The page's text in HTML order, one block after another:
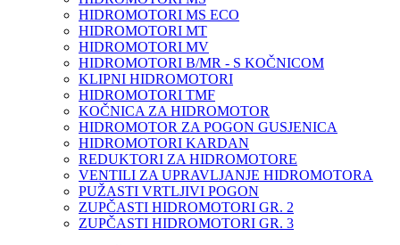
HIDROMOTORI MS ECO
HIDROMOTORI MT
HIDROMOTORI MV
HIDROMOTORI B/MR - S KOČNICOM
KLIPNI HIDROMOTORI
HIDROMOTORI TMF
KOČNICA ZA HIDROMOTOR
HIDROMOTOR ZA POGON GUSJENICA
HIDROMOTORI KARDAN
REDUKTORI ZA HIDROMOTORE
VENTILI ZA UPRAVLJANJE HIDROMOTORA
PUŽASTI VRTLJIVI POGON
ZUPČASTI HIDROMOTORI GR. 2
ZUPČASTI HIDROMOTORI GR. 3